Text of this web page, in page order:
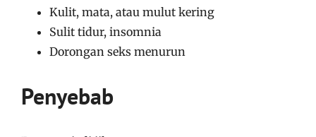
Kulit, mata, atau mulut kering
Sulit tidur, insomnia
Dorongan seks menurun
Penyebab